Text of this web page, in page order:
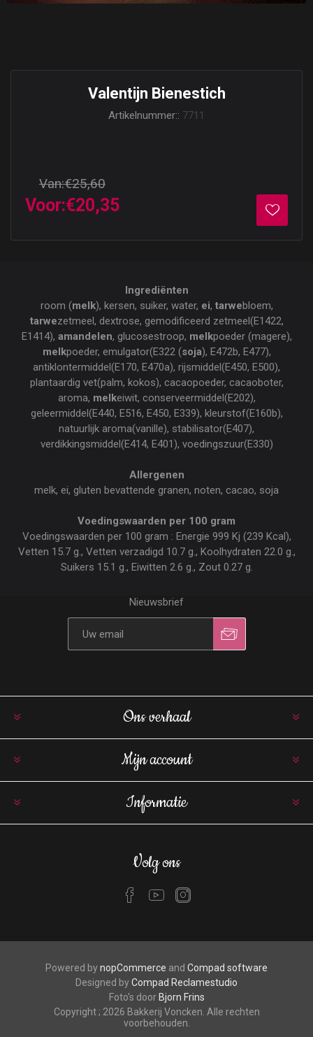
Valentijn Bienestich
Artikelnummer:: 7711
Van:€25,60
Voor:€20,35
Ingrediënten
room (melk), kersen, suiker, water, ei, tarwebloem,
tarwezetmeel, dextrose, gemodificeerd zetmeel(E1422,
E1414), amandelen, glucosestroop, melkpoeder (magere),
melkpoeder, emulgator(E322 (soja), E472b, E477),
antiklontermiddel(E170, E470a), rijsmiddel(E450, E500),
plantaardig vet(palm, kokos), cacaopoeder, cacaoboter,
aroma, melkeiwit, conserveermiddel(E202),
geleermiddel(E440, E516, E450, E339), kleurstof(E160b),
natuurlijk aroma(vanille), stabilisator(E407),
verdikkingsmiddel(E414, E401), voedingszuur(E330)
Allergenen
melk, ei, gluten bevattende granen, noten, cacao, soja
Voedingswaarden per 100 gram
Voedingswaarden per 100 gram : Energie 999 Kj (239 Kcal),
Vetten 15.7 g., Vetten verzadigd 10.7 g., Koolhydraten 22.0 g.,
Suikers 15.1 g., Eiwitten 2.6 g., Zout 0.27 g.
Nieuwsbrief
Ons verhaal
Mijn account
Informatie
Volg ons
Powered bynopCommerce and Compad software
Designed byCompad Reclamestudio
Foto's door Bjorn Frins
Copyright ; 2026 Bakkerij Voncken. Alle rechten
voorbehouden.